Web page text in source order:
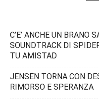
C’E’ ANCHE UN BRANO
SOUNDTRACK DI
TU AMISTAD
JENSEN TORNA CON
RIMORSO E SPERANZA